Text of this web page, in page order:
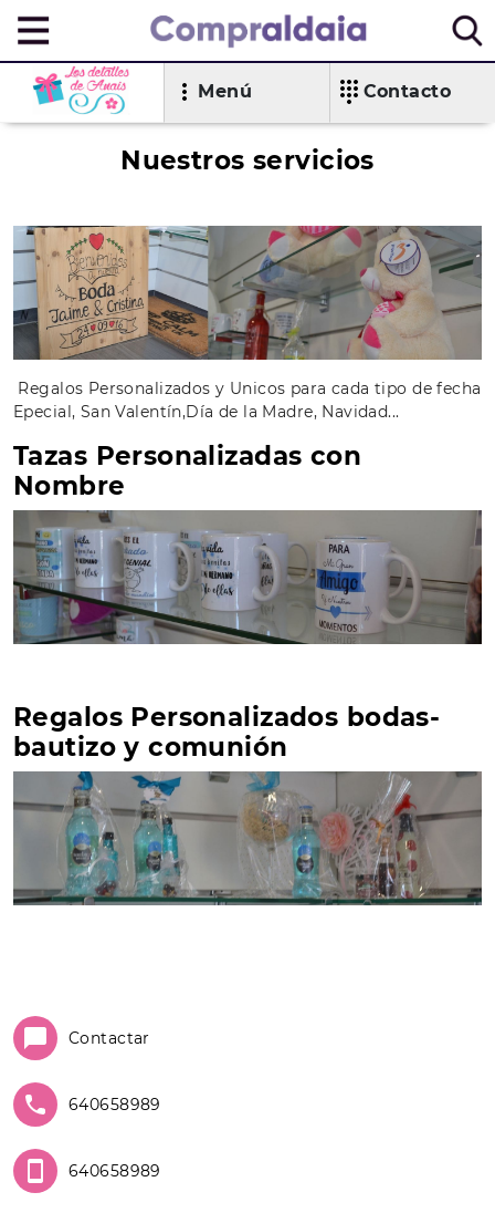
Menú Contacto
Nuestros servicios
Regalos Personalizados y Unicos para cada tipo de fecha
Epecial, San Valentín,Día de la Madre, Navidad...
Tazas Personalizadas con
Nombre
Regalos Personalizados bodas-
bautizo y comunión
Contactar
640658989
640658989